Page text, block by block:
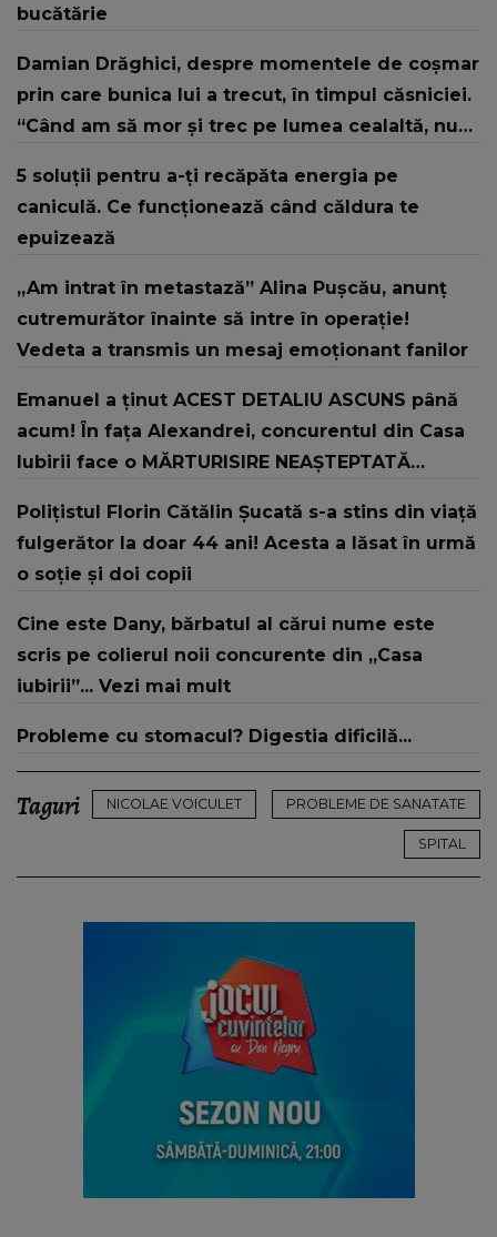
bucătărie
Damian Drăghici, despre momentele de coșmar
prin care bunica lui a trecut, în timpul căsniciei.
“Când am să mor și trec pe lumea cealaltă, nu
5 soluții pentru a-ți recăpăta energia pe
caniculă. Ce funcționează când căldura te
epuizează
„Am intrat în metastază” Alina Pușcău, anunț
cutremurător înainte să intre în operație!
Vedeta a transmis un mesaj emoționant fanilor
Emanuel a ținut ACEST DETALIU ASCUNS până
acum! În fața Alexandrei, concurentul din Casa
Iubirii face o MĂRTURISIRE NEAȘTEPTATĂ
te iubesc pentru că..."
Polițistul Florin Cătălin Șucată s-a stins din viață
fulgerător la doar 44 ani! Acesta a lăsat în urmă
o soție și doi copii
Cine este Dany, bărbatul al cărui nume este
scris pe colierul noii concurente din „Casa
iubirii”... Vezi mai mult
Probleme cu stomacul? Digestia dificilă...
Taguri NICOLAE VOICULET PROBLEME DE SANATATE
SPITAL